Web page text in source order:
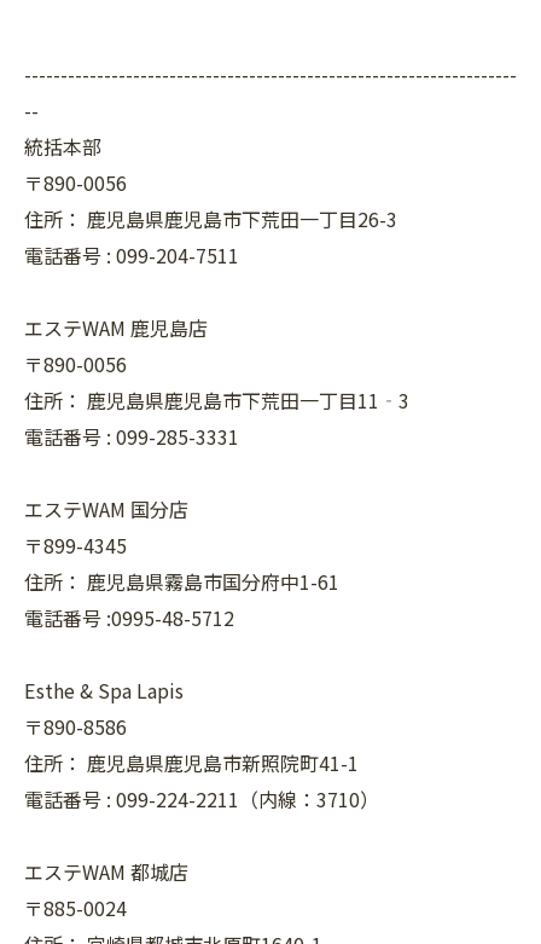
--------------------------------------------------------------------
--
統括本部
〒890-0056
住所： 鹿児島県鹿児島市下荒田一丁目26-3
電話番号 : 099-204-7511
エステWAM 鹿児島店
〒890-0056
住所： 鹿児島県鹿児島市下荒田一丁目11‐3
電話番号 : 099-285-3331
エステWAM 国分店
〒899-4345
住所： 鹿児島県霧島市国分府中1-61
電話番号 :0995-48-5712
Esthe & Spa Lapis
〒890-8586
住所： 鹿児島県鹿児島市新照院町41-1
電話番号 : 099-224-2211（内線：3710）
エステWAM 都城店
〒885-0024